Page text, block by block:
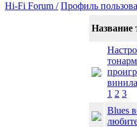
Hi-Fi Forum / Профиль
Название
винила
1 2 3
Blues